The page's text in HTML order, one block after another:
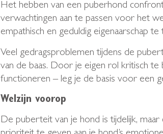
Het hebben van een puberhond
verwachtingen aan te passen voor het
empathisch en geduldig eigenaarschap te
Veel gedragsproblemen tijdens de
van de baas. Door je eigen rol kritisch
functioneren – leg je de basis voor een
Welzijn voorop
De puberteit van je hond is tijdelijk,